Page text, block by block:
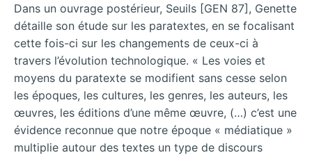
Dans un ouvrage postérieur, Seuils [GEN 87], Genette
détaille son étude sur les paratextes, en se focalisant
cette fois-ci sur les changements de ceux-ci à
travers l’évolution technologique. « Les voies et
moyens du paratexte se modifient sans cesse selon
les époques, les cultures, les genres, les auteurs, les
œuvres, les éditions d’une même œuvre, (…) c’est une
évidence reconnue que notre époque « médiatique »
multiplie autour des textes un type de discours